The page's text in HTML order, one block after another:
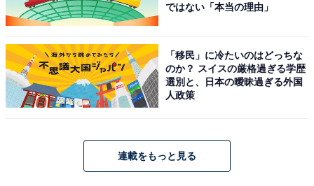
ではない「本当の理由」
「移民」に冷たいのはどっちな
のか？ スイスの厳格過ぎる学歴
選別と、日本の曖昧過ぎる外国
人政策
連載をもっと見る